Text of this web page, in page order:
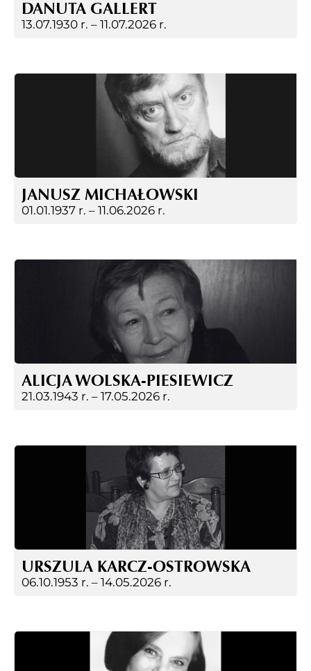
DANUTA GALLERT
13.07.1930 r. – 11.07.2026 r.
JANUSZ MICHAŁOWSKI
01.01.1937 r. – 11.06.2026 r.
ALICJA WOLSKA-PIESIEWICZ
21.03.1943 r. – 17.05.2026 r.
URSZULA KARCZ-OSTROWSKA
06.10.1953 r. – 14.05.2026 r.